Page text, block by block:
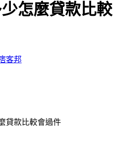
怎麼貸款比較
客邦
貸款比較會過件